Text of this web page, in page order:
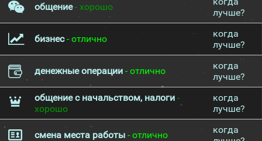
общение- хорошо
лучше?
бизнес- отлично
когда
лучше?
денежные операции - отлично
когда
лучше?
общение с начальством, налоги -
хорошо
когда
лучше?
смена места работы - отлично
когда